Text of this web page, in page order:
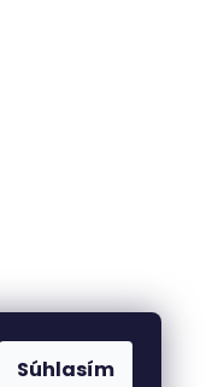
Súhlasím